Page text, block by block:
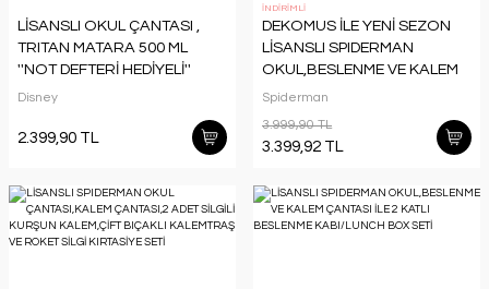
LİSANSLI OKUL ÇANTASI ,
TRITAN MATARA 500 ML
''NOT DEFTERİ HEDİYELİ''
Disney
2.399,90 TL
İNDİRİMLİ
DEKOMUS İLE YENİ SEZON
LİSANSLI SPIDERMAN
OKUL,BESLENME VE KALEM
ÇANTASI,MATARA,BESLENME
Spiderman
3.999,90 TL
3.399,92 TL